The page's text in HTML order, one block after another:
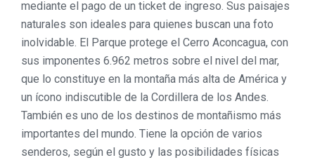
mediante el pago de un ticket de ingreso. Sus paisajes
naturales son ideales para quienes buscan una foto
inolvidable. El Parque protege el Cerro Aconcagua, con
sus imponentes 6.962 metros sobre el nivel del mar,
que lo constituye en la montaña más alta de América y
un ícono indiscutible de la Cordillera de los Andes.
También es uno de los destinos de montañismo más
importantes del mundo. Tiene la opción de varios
senderos, según el gusto y las posibilidades físicas